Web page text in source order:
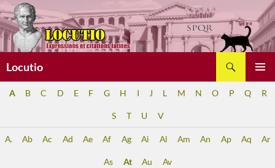
Aller
au
contenu
Locutio
A B C D E F G H I J L M N O P Q R
S T U V
A. Ab Ac Ad Ae Af Ag Ai Al Am An Ap Aq Ar
As At Au Av